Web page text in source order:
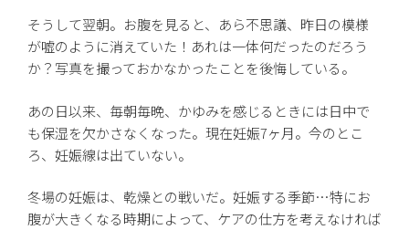
そうして翌朝。お腹を見ると、あら不思議、昨日の模様
が嘘のように消えていた！あれは一体何だったのだろう
か？写真を撮っておかなかったことを後悔している。
あの日以来、毎朝毎晩、かゆみを感じるときには日中で
も保湿を欠かさなくなった。現在妊娠7ヶ月。今のとこ
ろ、妊娠線は出ていない。
冬場の妊娠は、乾燥との戦いだ。妊娠する季節…特にお
腹が大きくなる時期によって、ケアの仕方を考えなければ